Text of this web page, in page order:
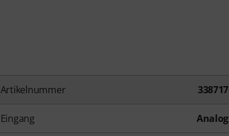
Artikelnummer 338717
Eingang Analog